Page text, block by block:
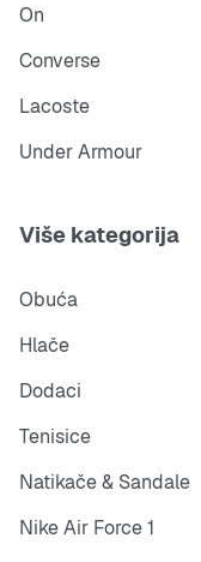
On
Converse
Lacoste
Under Armour
Više kategorija
Obuća
Hlače
Dodaci
Tenisice
Natikače & Sandale
Nike Air Force 1